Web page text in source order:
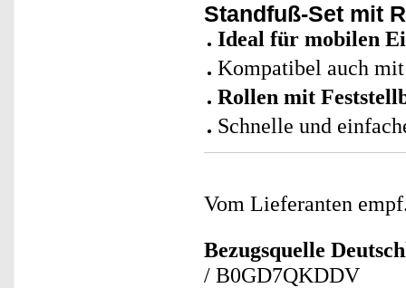
Standfuß-Set mit
Ideal für mobilen
Kompatibel auch
Rollen mit
Schnelle und
Vom Lieferanten
Bezugsquelle
/ B0GD7QKDDV